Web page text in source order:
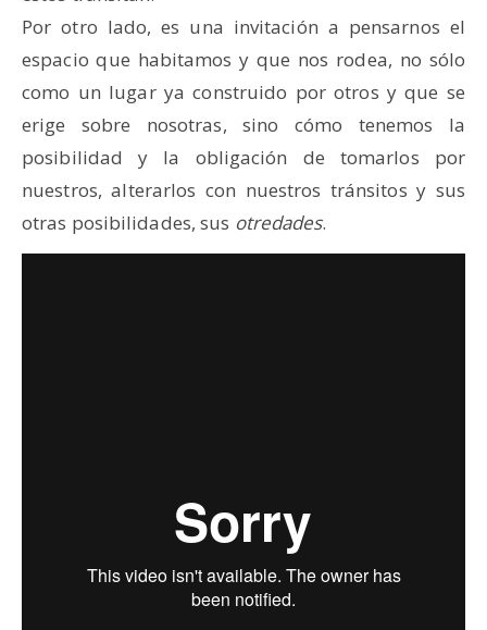
Por otro lado, es una invitación a pensarnos el
espacio que habitamos y que nos rodea, no sólo
como un lugar ya construido por otros y que se
erige sobre nosotras, sino cómo tenemos la
posibilidad y la obligación de tomarlos por
nuestros, alterarlos con nuestros tránsitos y sus
otras posibilidades, sus otredades.